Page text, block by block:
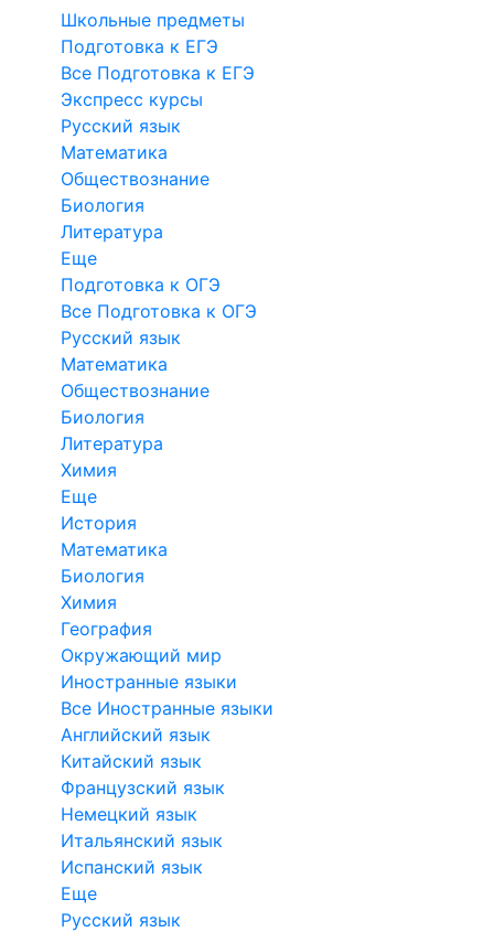
Школьные предметы
Подготовка к ЕГЭ
Все Подготовка к ЕГЭ
Экспресс курсы
Русский язык
Математика
Обществознание
Биология
Литература
Еще
Подготовка к ОГЭ
Все Подготовка к ОГЭ
Русский язык
Математика
Обществознание
Биология
Литература
Химия
Еще
История
Математика
Биология
Химия
География
Окружающий мир
Иностранные языки
Все Иностранные языки
Английский язык
Китайский язык
Французский язык
Немецкий язык
Итальянский язык
Испанский язык
Еще
Русский язык